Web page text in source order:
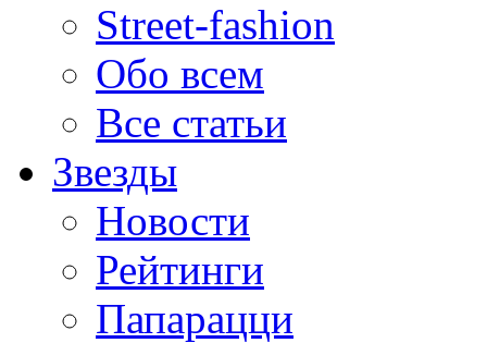
Street-fashion
Обо всем
Все статьи
Звезды
Новости
Рейтинги
Папарацци